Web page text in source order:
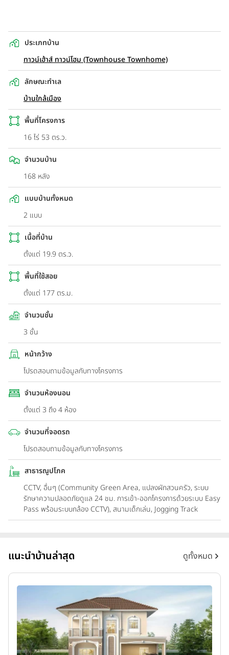
ประเภทบ้าน
ทาวน์เฮ้าส์ ทาวน์โฮม (Townhouse Townhome)
ลักษณะทำเล
บ้านใกล้เมือง
พื้นที่โครงการ
16 ไร่ 53 ตร.ว.
จำนวนบ้าน
168 หลัง
แบบบ้านทั้งหมด
2 แบบ
เนื้อที่บ้าน
ตั้งแต่ 19.9 ตร.ว.
พื้นที่ใช้สอย
ตั้งแต่ 177 ตร.ม.
จำนวนชั้น
3 ชั้น
หน้ากว้าง
โปรดสอบถามข้อมูลกับทางโครงการ
จำนวนห้องนอน
ตั้งแต่ 3 ถึง 4 ห้อง
จำนวนที่จอดรถ
โปรดสอบถามข้อมูลกับทางโครงการ
สาธารณูปโภค
CCTV, อื่นๆ (Community Green Area, แปลงผักสวนครัว, ระบบ
รักษาความปลอดภัยดูแล 24 ชม. การเข้า-ออกโครงการด้วยระบบ Easy
Pass พร้อมระบบกล้อง CCTV), สนามเด็กเล่น, Jogging Track
แนะนำบ้านล่าสุด ดูทั้งหมด